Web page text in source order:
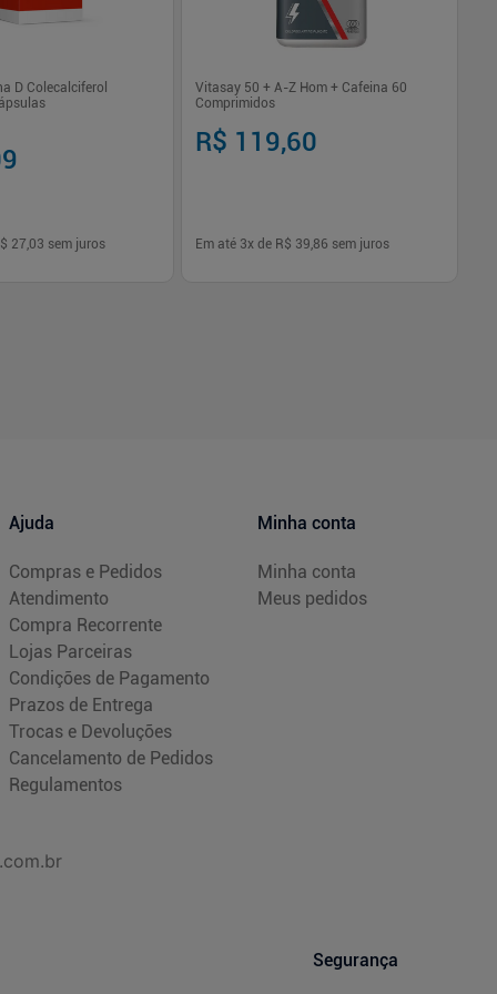
D Colecalciferol
27,03 sem juros
Vitasay 50 + A-Z Hom + Cafeina 60
Comprimidos
R$ 119,60
Em até 3x de R$ 39,86 sem juros
Ajuda
Compras e Pedidos
Atendimento
Compra Recorrente
Lojas Parceiras
Condições de Pagamento
Prazos de Entrega
Trocas e Devoluções
Cancelamento de Pedidos
Regulamentos
Minha conta
Minha conta
Meus pedidos
Segurança